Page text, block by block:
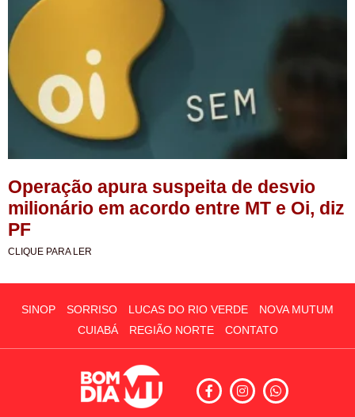
Operação apura suspeita de desvio
milionário em acordo entre MT e Oi, diz
PF
CLIQUE PARA LER
SINOP SORRISO LUCAS DO RIO VERDE
NOVA MUTUM
CUIABÁ
REGIÃO NORTE CONTATO